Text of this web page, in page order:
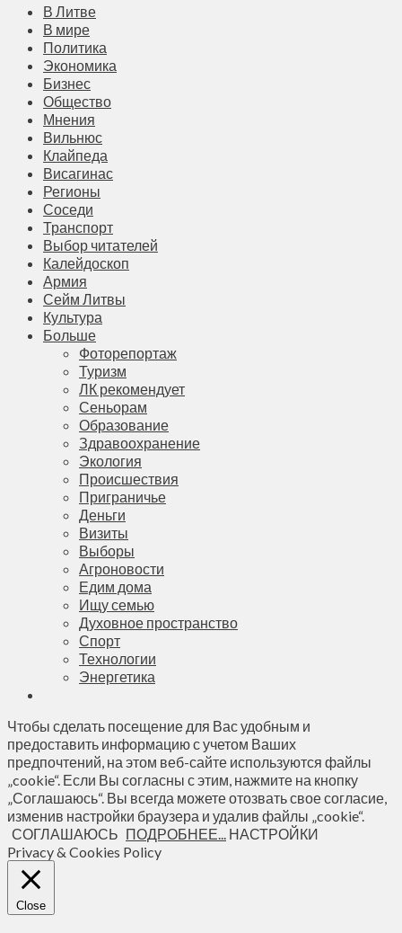
В Литве
В мире
Политика
Экономика
Бизнес
Общество
Мнения
Вильнюс
Клайпеда
Висагинас
Регионы
Соседи
Транспорт
Выбор читателей
Калейдоскоп
Армия
Сейм Литвы
Культура
Больше
Фоторепортаж
Туризм
ЛК рекомендует
Сеньорам
Образование
Здравоохранение
Экология
Происшествия
Приграничье
Деньги
Визиты
Выборы
Агроновости
Едим дома
Ищу семью
Духовное пространство
Спорт
Технологии
Энергетика
Чтобы сделать посещение для Вас удобным и
предоставить информацию с учетом Ваших
предпочтений, на этом веб-сайте используются файлы
„cookie“. Если Вы согласны с этим, нажмите на кнопку
„Соглашаюсь“. Вы всегда можете отозвать свое согласие,
изменив настройки браузера и удалив файлы „cookie“.
СОГЛАШАЮСЬ ПОДРОБНЕЕ... НАСТРОЙКИ
Privacy & Cookies Policy
Close